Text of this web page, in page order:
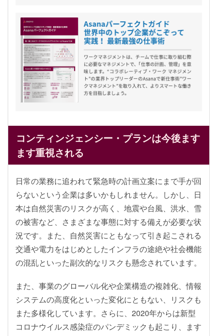
コンティンジェンシー・プランは今後ます
ます重視される
日常の業務に追われて緊急時の計画立案にまで手が回
らないという企業は多いかもしれません。しかし、日
本は自然災害のリスクが高く、地震や台風、洪水、雪
の被害など、さまざまな事態に対する備えが必要な状
況です。また、自然災害にともなって引き起こされる
交通や電力をはじめとしたインフラの途絶や社会機能
の混乱といった副次的なリスクも懸念されています。
また、事業のグローバル化や企業構造の複雑化、情報
システムの高度化といった変化にともない、リスクも
また多様化しています。さらに、2020年からは新型
コロナウイルス感染症のパンデミックも起こり、ます